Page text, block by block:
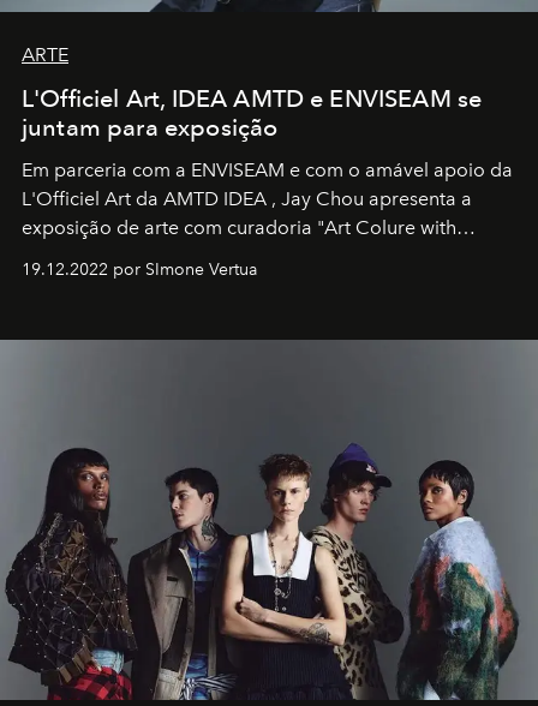
ARTE
L'Officiel Art, IDEA AMTD e ENVISEAM se
juntam para exposição
Em parceria com a ENVISEAM e com o amável apoio da
L'Officiel Art da AMTD IDEA , Jay Chou apresenta a
exposição de arte com curadoria "Art Colure with
19.12.2022 por SImone Vertua